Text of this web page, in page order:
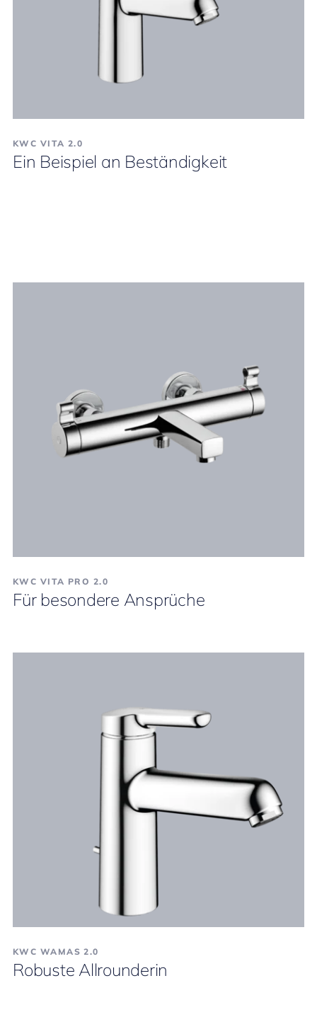
KWC VITA 2.0
Ein Beispiel an Beständigkeit
KWC VITA PRO 2.0
Für besondere Ansprüche
KWC WAMAS 2.0
Robuste Allrounderin